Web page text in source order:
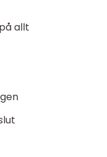
allt